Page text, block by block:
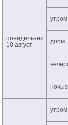
понедельник
10 август
утром
днем
ночью
утром